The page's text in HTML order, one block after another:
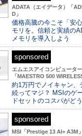
ADATA（エイデータ）「
D」
価格高騰の今こそ「安
モリを。信頼と実績の
メモリを導入しよう
sponsored
エムエスアイコンピュータ
「MAESTRO 500
約1万円でノイキャン、
続ってマジ？ MSIのゲ
ドセットのコスパがど
sponsored
MSI「Prestige 13 AI+ A3M